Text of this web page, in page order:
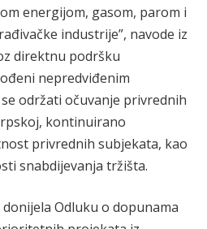
energijom, gasom, parom i
industrije”, navode iz
direktnu podršku
nepredviđenim
održati očuvanje privrednih
kontinuirano
privrednih subjekata, kao
snabdijevanja tržišta.
Odluku o dopunama